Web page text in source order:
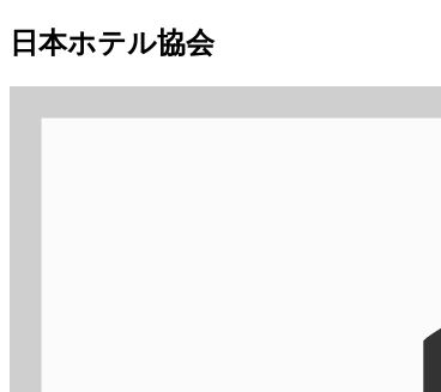
日本ホテル協会